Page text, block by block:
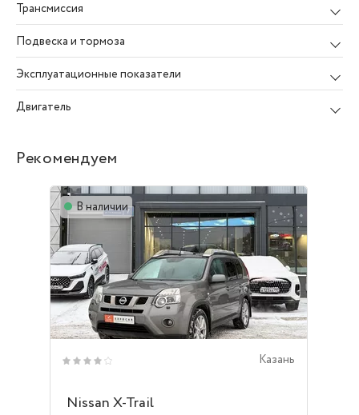
Трансмиссия
Подвеска и тормоза
Эксплуатационные показатели
Двигатель
Рекомендуем
В наличии
Казань
Nissan X-Trail